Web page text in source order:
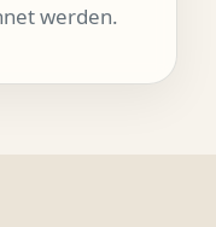
werden.